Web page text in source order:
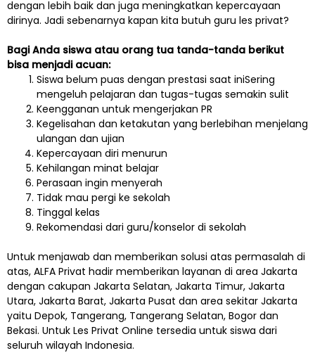
dengan lebih baik dan juga meningkatkan kepercayaan
dirinya. Jadi sebenarnya kapan kita butuh guru les privat?
Bagi Anda siswa atau orang tua tanda-tanda berikut
bisa menjadi acuan:
Siswa belum puas dengan prestasi saat iniSering
mengeluh pelajaran dan tugas-tugas semakin sulit
Keengganan untuk mengerjakan PR
Kegelisahan dan ketakutan yang berlebihan menjelang
ulangan dan ujian
Kepercayaan diri menurun
Kehilangan minat belajar
Perasaan ingin menyerah
Tidak mau pergi ke sekolah
Tinggal kelas
Rekomendasi dari guru/konselor di sekolah
Untuk menjawab dan memberikan solusi atas permasalah di
atas, ALFA Privat hadir memberikan layanan di area Jakarta
dengan cakupan Jakarta Selatan, Jakarta Timur, Jakarta
Utara, Jakarta Barat, Jakarta Pusat dan area sekitar Jakarta
yaitu Depok, Tangerang, Tangerang Selatan, Bogor dan
Bekasi. Untuk Les Privat Online tersedia untuk siswa dari
seluruh wilayah Indonesia.